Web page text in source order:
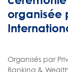
organisée
Organisés par
Banking &